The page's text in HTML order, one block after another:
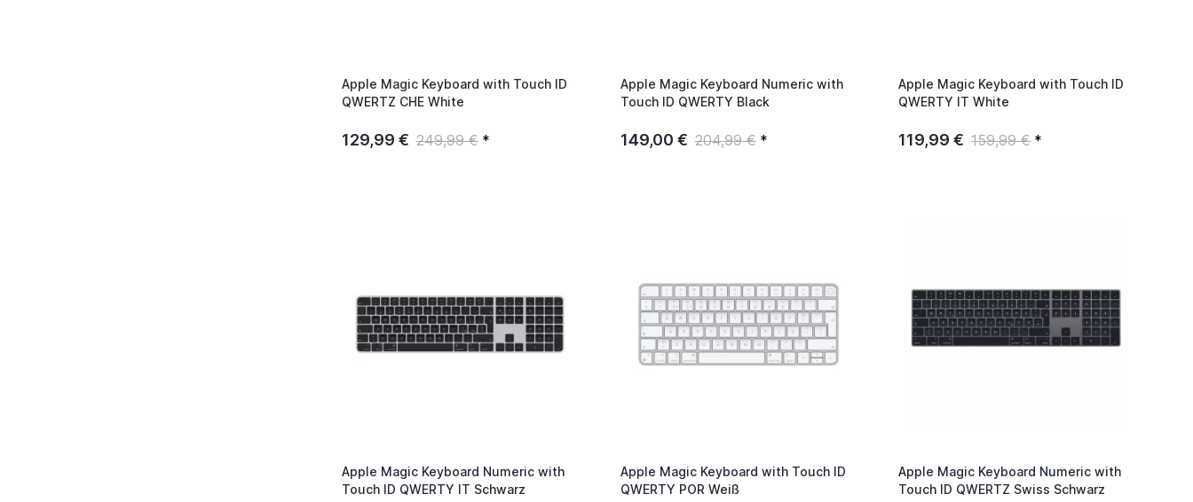
Apple Magic Keyboard with Touch ID
QWERTZ CHE White
129,99 € 249,99 € *
Apple Magic Keyboard Numeric with
Touch ID QWERTY Black
149,00 € 204,99 € *
Apple Magic Keyboard with Touch ID
QWERTY IT White
119,99 € 159,99 € *
Apple Magic Keyboard Numeric with
Touch ID QWERTY IT Schwarz
Apple Magic Keyboard with Touch ID
QWERTY POR Weiß
Apple Magic Keyboard Numeric with
Touch ID QWERTZ Swiss Schwarz